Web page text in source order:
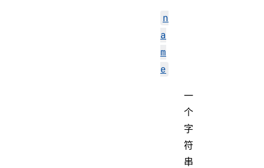
n
a
m
e
一
个
字
符
串